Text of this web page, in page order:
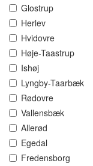
Glostrup
Herlev
Hvidovre
Høje-Taastrup
Ishøj
Lyngby-Taarbæk
Rødovre
Vallensbæk
Allerød
Egedal
Fredensborg